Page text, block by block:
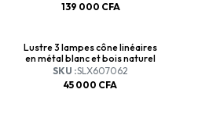
139 000 CFA
Lustre 3 lampes cône linéaires
en métal blanc et bois naturel
SKU :SLX607062
45 000 CFA